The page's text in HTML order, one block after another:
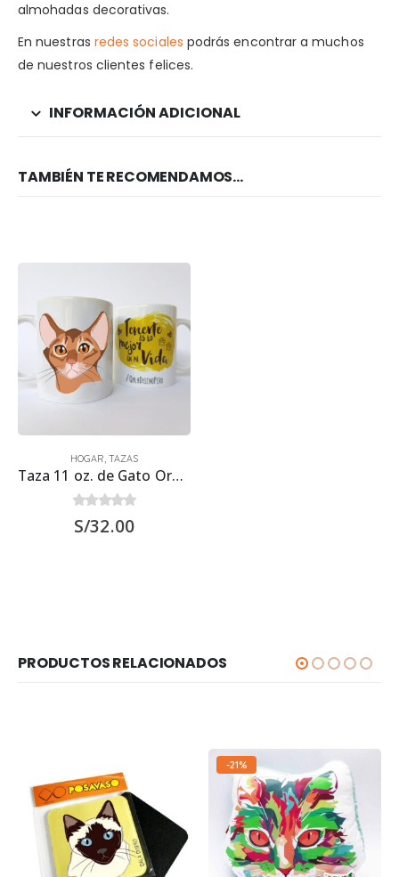
almohadas decorativas.
En nuestras redes sociales podrás encontrar a muchos
de nuestros clientes felices.
INFORMACIÓN ADICIONAL
TAMBIÉN TE RECOMENDAMOS…
HOGAR, TAZAS
Taza 11 oz. de Gato Orejón Naranja
0out of 5
S/32.00
PRODUCTOS RELACIONADOS
-21%